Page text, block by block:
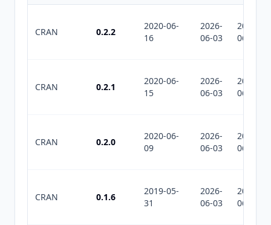
CRAN 0.2.2
2020-06-
16
2026-
06-03
2026-
06-03
CRAN 0.2.1
2020-06-
15
2026-
06-03
2026-
06-03
CRAN 0.2.0
2020-06-
09
2026-
06-03
2026-
06-03
CRAN 0.1.6
2019-05-
31
2026-
06-03
2026-
06-03